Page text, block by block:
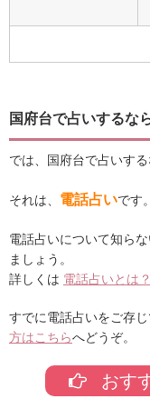
国府台で占いするな
では、国府台で占いす
それは、 電話占いです。
電話占いについて知ら
ましょう。
詳しくは 電話占いとは？
すでに電話占いをご存じ
方はこちらへどうぞ。
おす